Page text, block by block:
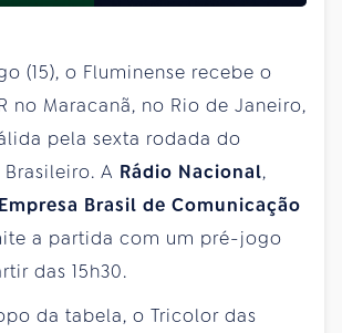
(15), o Fluminense recebe o
no Maracanã, no Rio de Janeiro,
pela sexta rodada do
A Rádio Nacional,
Empresa Brasil de Comunicação
a partida com um pré-jogo
das 15h30.
da tabela, o Tricolor das